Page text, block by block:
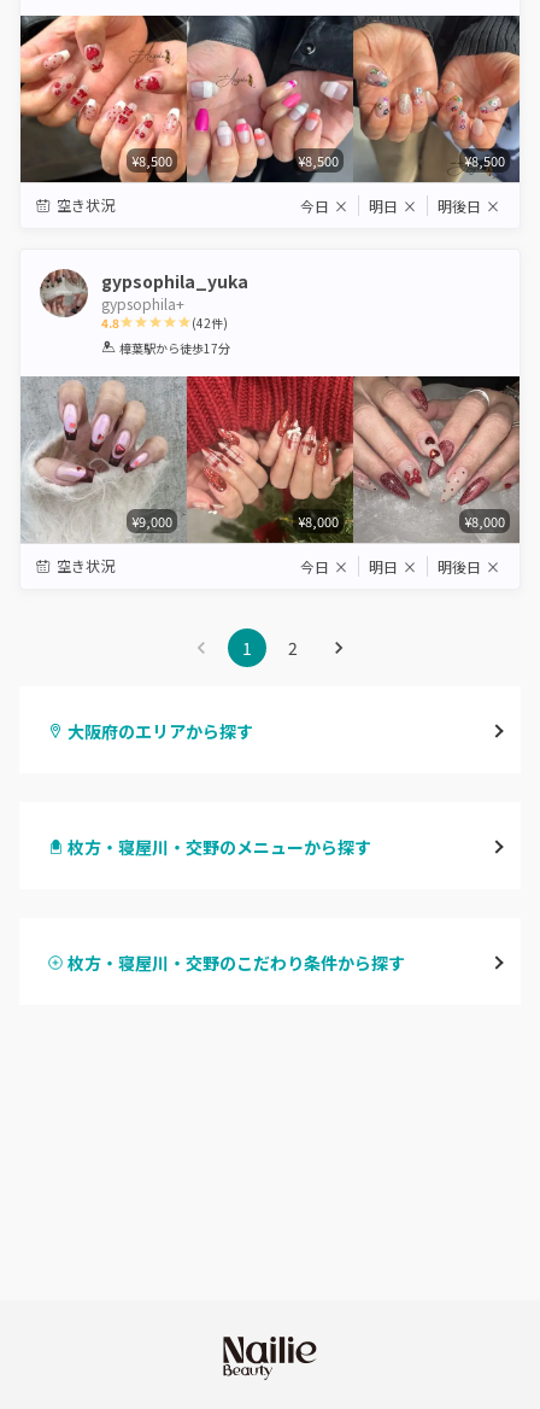
¥8,500 ¥8,500 ¥8,500
空き状況 今日 × 明日 × 明後日 ×
gypsophila_yuka
gypsophila+
4.8
1 2 3 4 5
(42件)
樟葉駅から徒歩17分
¥9,000 ¥8,000 ¥8,000
空き状況 今日 × 明日 × 明後日 ×
1 2
大阪府のエリアから探す
心斎橋・南船場・アメ村
枚方・寝屋川・交野のメニューから探す
ハンドスカルプ
枚方・寝屋川・交野のこだわり条件から探す